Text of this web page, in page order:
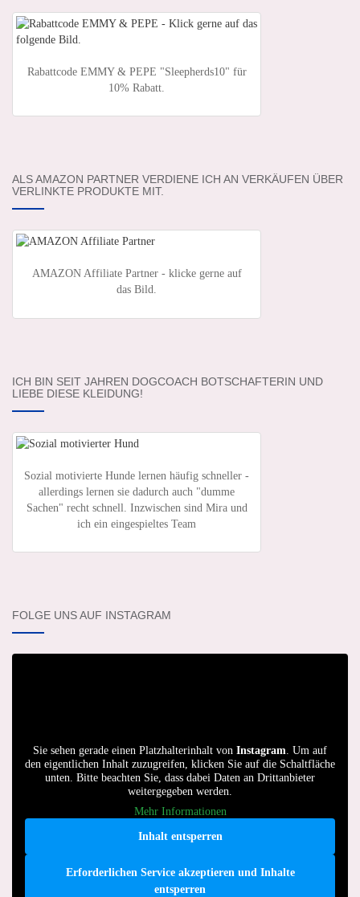
Rabattcode EMMY & PEPE "Sleepherds10" für
10% Rabatt.
ALS AMAZON PARTNER VERDIENE ICH AN VERKÄUFEN ÜBER
VERLINKTE PRODUKTE MIT.
AMAZON Affiliate Partner - klicke gerne auf
das Bild.
ICH BIN SEIT JAHREN DOGCOACH BOTSCHAFTERIN UND
LIEBE DIESE KLEIDUNG!
Sozial motivierte Hunde lernen häufig schneller -
allerdings lernen sie dadurch auch "dumme
Sachen" recht schnell. Inzwischen sind Mira und
ich ein eingespieltes Team
FOLGE UNS AUF INSTAGRAM
Sie sehen gerade einen Platzhalterinhalt von Instagram. Um auf
den eigentlichen Inhalt zuzugreifen, klicken Sie auf die Schaltfläche
unten. Bitte beachten Sie, dass dabei Daten an Drittanbieter
weitergegeben werden.
Mehr Informationen
Inhalt entsperren
Erforderlichen Service akzeptieren und Inhalte
entsperren